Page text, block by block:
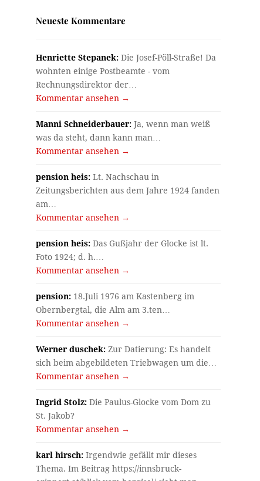
Neueste Kommentare
Henriette Stepanek: Die Josef-Pöll-Straße! Da
wohnten einige Postbeamte - vom
Rechnungsdirektor der…
Kommentar ansehen →
Manni Schneiderbauer: Ja, wenn man weiß
was da steht, dann kann man…
Kommentar ansehen →
pension heis: Lt. Nachschau in
Zeitungsberichten aus dem Jahre 1924 fanden
am…
Kommentar ansehen →
pension heis: Das Gußjahr der Glocke ist lt.
Foto 1924; d. h.…
Kommentar ansehen →
pension: 18.Juli 1976 am Kastenberg im
Obernbergtal, die Alm am 3.ten…
Kommentar ansehen →
Werner duschek: Zur Datierung: Es handelt
sich beim abgebildeten Triebwagen um die…
Kommentar ansehen →
Ingrid Stolz: Die Paulus-Glocke vom Dom zu
St. Jakob?
Kommentar ansehen →
karl hirsch: Irgendwie gefällt mir dieses
Thema. Im Beitrag https://innsbruck-